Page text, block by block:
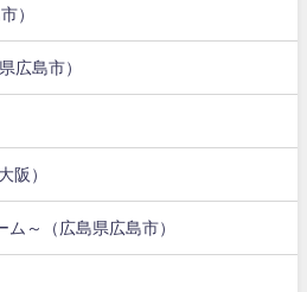
）
広島市）
阪）
～（広島県広島市）